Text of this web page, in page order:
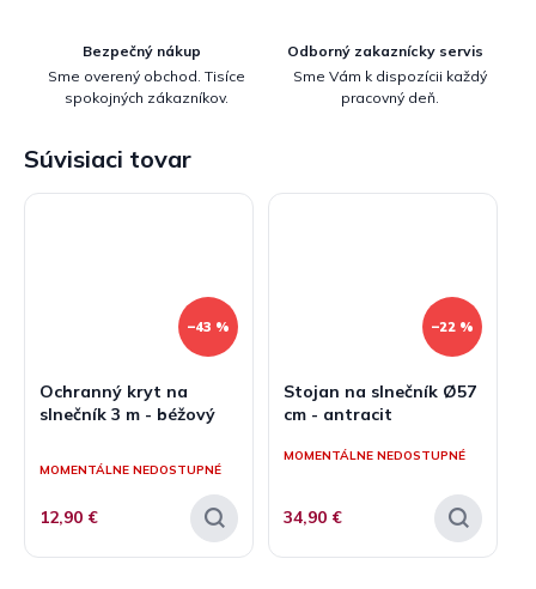
Bezpečný nákup
Sme overený obchod. Tisíce
spokojných zákazníkov.
Odborný zakaznícky servis
Sme Vám k dispozícii každý
pracovný deň.
Súvisiaci tovar
–43 %
Ochranný kryt na
slnečník 3 m - béžový
hodnotenie
5,0
5
MOMENTÁLNE NEDOSTUPNÉ
12,90 €
–22 %
Stojan na slnečník Ø57
cm - antracit
MOMENTÁLNE NEDOSTUPNÉ
34,90 €